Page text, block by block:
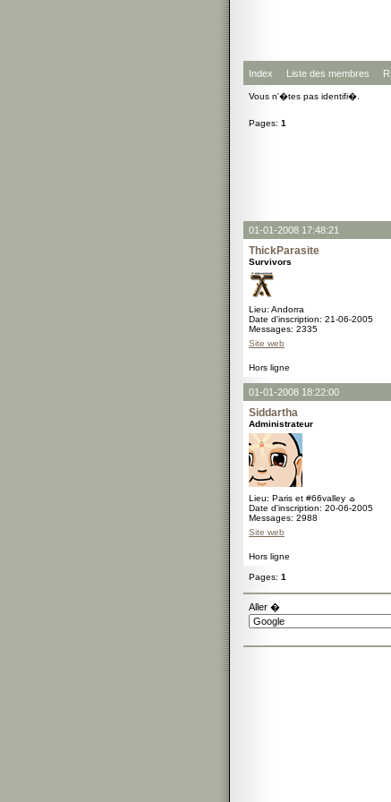
Index Liste des membres
Vous n'�tes pas identifi�.
Pages: 1
01-01-2008 17:48:21
ThickParasite
Survivors
Lieu: Andorra
Date d'inscription: 21-06-2005
Messages: 2335
Site web
Hors ligne
01-01-2008 18:22:00
Siddartha
Administrateur
Lieu: Paris et #66valley ☼
Date d'inscription: 20-06-2005
Messages: 2988
Site web
Hors ligne
Pages: 1
Aller �